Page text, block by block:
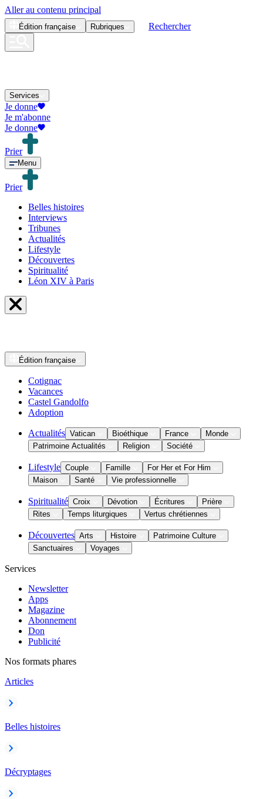
Aller au contenu principal
Édition française Rubriques Rechercher
Services
Je donne
Je m'abonne
Je donne
Prier
Menu
Prier
Belles histoires
Interviews
Tribunes
Actualités
Lifestyle
Découvertes
Spiritualité
Léon XIV à Paris
Édition française
Cotignac
Vacances
Castel Gandolfo
Adoption
Actualités Vatican Bioéthique France
Monde
Patrimoine Actualités
Religion Société
Lifestyle Couple Famille
For Her et For Him
Maison
Santé Vie professionnelle
Spiritualité Croix Dévotion Écritures
Prière
Rites
Temps liturgiques Vertus chrétiennes
Découvertes Arts Histoire
Patrimoine Culture
Sanctuaires
Voyages
Services
Newsletter
Apps
Magazine
Abonnement
Don
Publicité
Nos formats phares
Articles
Belles histoires
Décryptages